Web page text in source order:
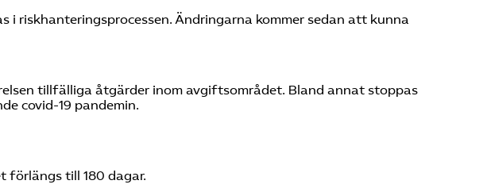
i riskhanteringsprocessen. Ändringarna kommer sedan att kunna
tillfälliga åtgärder inom avgiftsområdet. Bland annat stoppas
covid-19 pandemin.
förlängs till 180 dagar.